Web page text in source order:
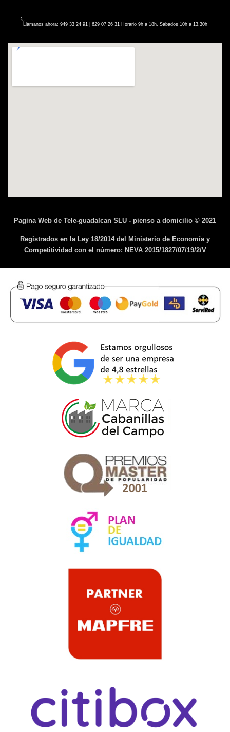
Llámanos ahora: 949 33 24 91 | 629 07 26 31 Horario 9h a 18h. Sábados 10h a 13.30h
Pagina Web de Tele-guadalcan SLU - pienso a domicilio © 2021
Registrados en la Ley 18/2014 del Ministerio de Economía y
Competitividad con el número: NEVA 2015/1827/07/19/2/V